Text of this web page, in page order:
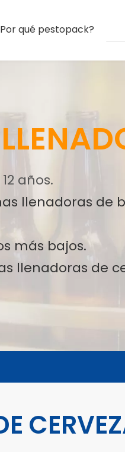
qué pestopack?
años.
llenadoras de
más bajos.
llenadoras de